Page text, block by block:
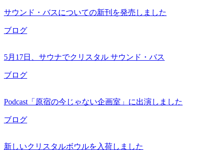
サウンド・バスについての新刊を発売しました
ブログ
5月17日、サウナでクリスタル サウンド・バス
ブログ
Podcast「原宿の今じゃない企画室」に出演しました
ブログ
新しいクリスタルボウルを入荷しました